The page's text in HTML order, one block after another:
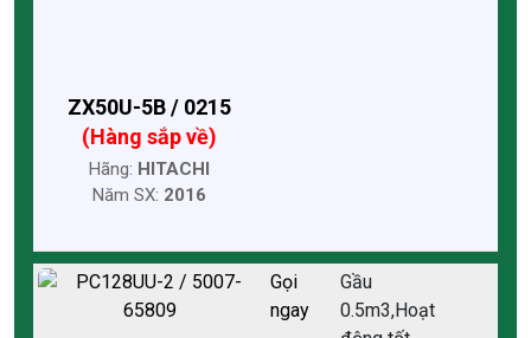
ZX50U-5B / 0215
(Hàng sắp về)
Hãng: HITACHI
Năm SX: 2016
Gọi
ngay
Gầu
0.5m3,Hoạt